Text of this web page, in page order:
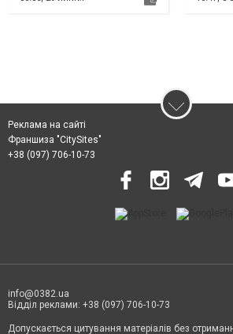
Реклама на сайті
Франшиза "CitySites"
+38 (097) 706-10-73
info@0382.ua
Відділ реклами: +38 (097) 706-10-73
Допускається цитування матеріалів без